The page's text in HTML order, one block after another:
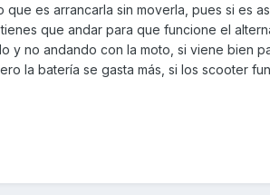
es arrancarla sin moverla, pues si es
que andar para que funcione el
y no andando con la moto, si viene bien
la batería se gasta más, si los scooter